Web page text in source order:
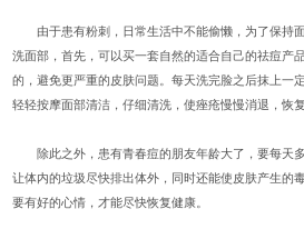
由于患有粉刺，日常生活中不能偷懒，为了保持
洗面部，首先，可以买一套自然的适合自己的祛痘产
的，避免更严重的皮肤问题。每天洗完脸之后抹上一
轻轻按摩面部清洁，仔细清洗，使痤疮慢慢消退，恢
除此之外，患有青春痘的朋友年龄大了，要每天多
让体内的垃圾尽快排出体外，同时还能使皮肤产生的
要有好的心情，才能尽快恢复健康。